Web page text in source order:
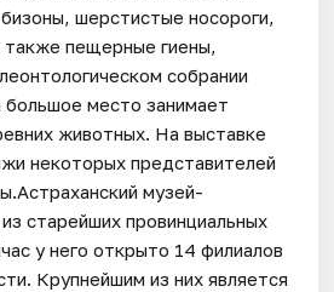
шерстистые носороги,
также пещерные гиены,
собрании
большое место занимает
животных. На выставке
некоторых представителей
музей-
старейших провинциальных
у него открыто 14 филиалов
Крупнейшим из них является